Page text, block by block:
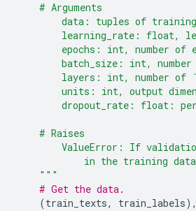
    # Arguments
data: tuples of
learning_rate: float,
epochs: int, number of
batch_size: int,
layers: int, number of
units: int, output
dropout_rate: float:
    # Raises
ValueError: If
in the training
"" "
# Get the data.
(train_texts, train_labels),